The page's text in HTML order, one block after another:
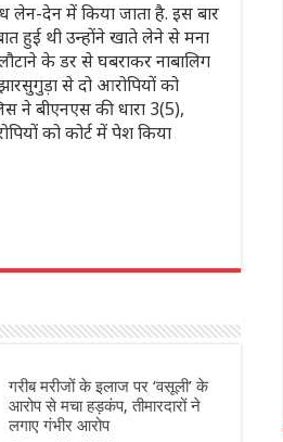
लेन-देन में किया जाता है. इस बार
हुई थी उन्होंने खाते लेने से मना
के डर से घबराकर नाबालिग
से दो आरोपियों को
ने बीएनएस की धारा 3(5),
को कोर्ट में पेश किया
गरीब मरीजों के इलाज पर ‘वसूली’ के
आरोप से मचा हड़कंप, तीमारदारों ने
लगाए गंभीर आरोप